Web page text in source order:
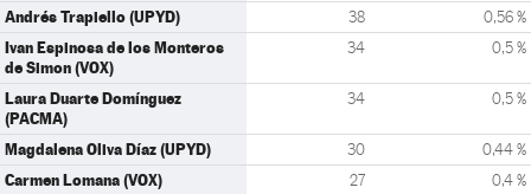
Andrés Trapiello (UPYD) 38 0,56 %
Ivan Espinosa de los Monteros
de Simon (VOX)
34 0,5 %
Laura Duarte Domínguez
(PACMA)
34 0,5 %
Magdalena Oliva Díaz (UPYD) 30 0,44 %
Carmen Lomana (VOX) 27 0,4 %